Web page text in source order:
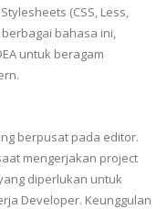
(CSS, Less,
bahasa ini,
untuk beragam
berpusat pada editor.
mengerjakan project
diperlukan untuk
Developer. Keunggulan